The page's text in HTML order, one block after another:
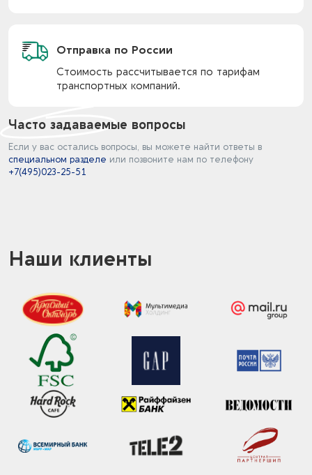
Отправка по России
Стоимость рассчитывается по тарифам
транспортных компаний.
Часто задаваемые вопросы
Если у вас остались вопросы, вы можете найти ответы в
специальном разделе или позвоните нам по телефону
+7(495)023-25-51
Наши клиенты